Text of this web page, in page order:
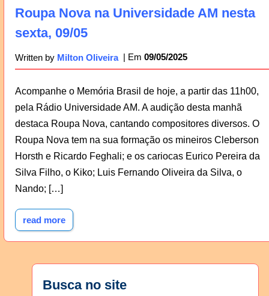
Roupa Nova na Universidade AM nesta
sexta, 09/05
Written by Milton Oliveira 09/05/2025
Acompanhe o Memória Brasil de hoje, a partir das 11h00,
pela Rádio Universidade AM. A audição desta manhã
destaca Roupa Nova, cantando compositores diversos. O
Roupa Nova tem na sua formação os mineiros Cleberson
Horsth e Ricardo Feghali; e os cariocas Eurico Pereira da
Silva Filho, o Kiko; Luis Fernando Oliveira da Silva, o
Nando; […]
read more
Busca no site